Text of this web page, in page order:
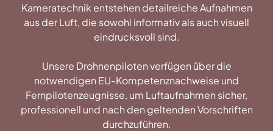
Kameratechnik entstehen detailreiche Aufnahmen
aus der Luft, die sowohl informativ als auch visuell
eindrucksvoll sind.
Unsere Drohnenpiloten verfügen über die
notwendigen EU-Kompetenznachweise und
Fernpilotenzeugnisse, um Luftaufnahmen sicher,
professionell und nach den geltenden Vorschriften
durchzuführen.